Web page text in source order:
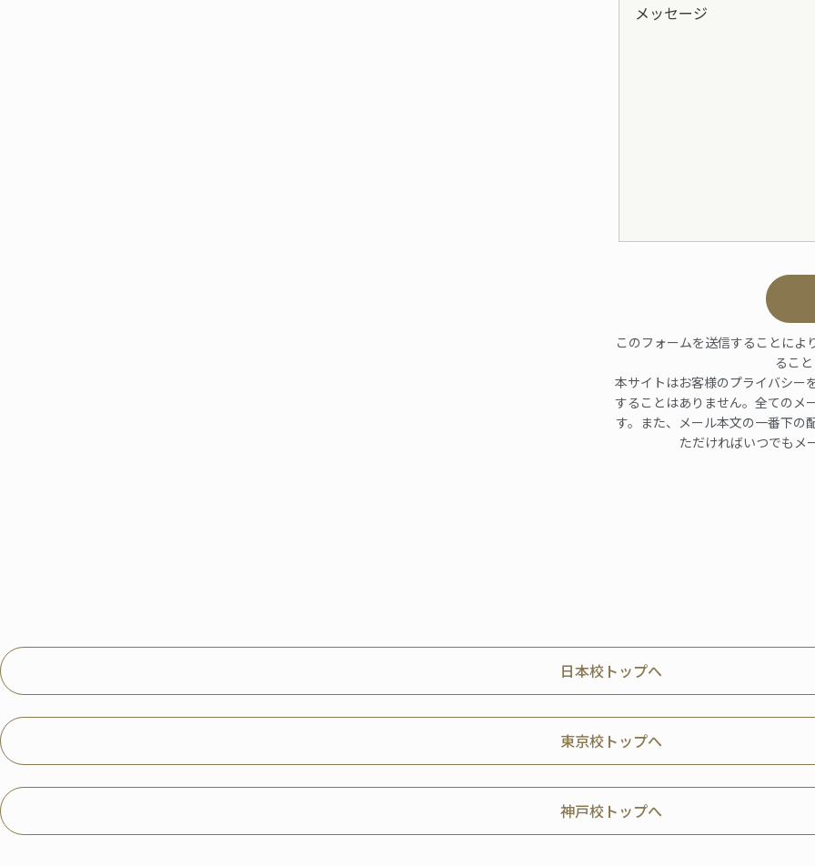
メッセージ
このフォームを送信することによ
るこ
本サイトはお客様のプライバシー
することはありません。全てのメ
す。また、メール本文の一番下の
ただければいつでもメ
日本校トップへ
東京校トップへ
神戸校トップへ